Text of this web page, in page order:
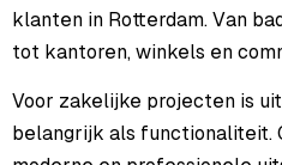
klanten in Rotterdam. Van
tot kantoren, winkels en
Voor zakelijke projecten is
belangrijk als functionaliteit.